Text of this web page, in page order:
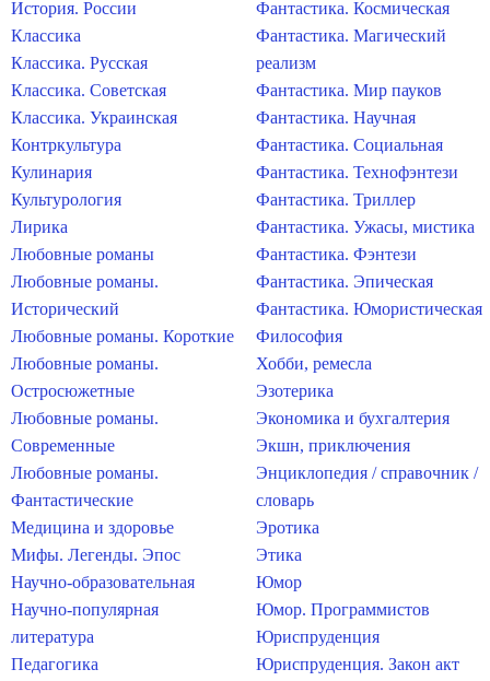
История. России
Классика
Классика. Русская
Классика. Советская
Классика. Украинская
Контркультура
Кулинария
Культурология
Лирика
Любовные романы
Любовные романы.
Исторический
Любовные романы. Короткие
Любовные романы.
Остросюжетные
Любовные романы.
Современные
Любовные романы.
Фантастические
Медицина и здоровье
Мифы. Легенды. Эпос
Научно-образовательная
Научно-популярная
литература
Педагогика
Фантастика. Космическая
Фантастика. Магический
реализм
Фантастика. Мир пауков
Фантастика. Научная
Фантастика. Социальная
Фантастика. Технофэнтези
Фантастика. Триллер
Фантастика. Ужасы, мистика
Фантастика. Фэнтези
Фантастика. Эпическая
Фантастика. Юмористическая
Философия
Хобби, ремесла
Эзотерика
Экономика и бухгалтерия
Экшн, приключения
Энциклопедия / справочник /
словарь
Эротика
Этика
Юмор
Юмор. Программистов
Юриспруденция
Юриспруденция. Закон акт